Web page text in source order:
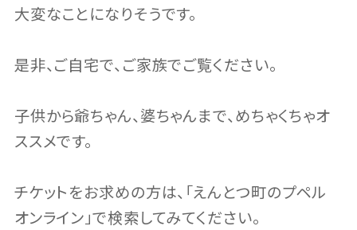
大変なことになりそうです。
是非、ご自宅で、ご家族でご覧ください。
子供から爺ちゃん、婆ちゃんまで、めちゃくちゃオ
ススメです。
チケットをお求めの方は、「えんとつ町のプペル
オンライン」で検索してみてください。